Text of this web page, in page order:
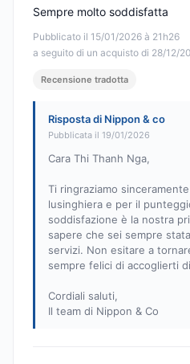
Pubblicato il 15/01/2026 à 21h26
a seguito di un acquisto di 28/12/
Sempre molto soddisfatta
Recensione tradotta
Risposta di Nippon & co
Pubblicata il 19/01/2026
Cara Thi Thanh Nga,
Ti ringraziamo
lusinghiera e per il
soddisfazione è la nostra
sapere che sei sempre
servizi. Non esitare a
sempre felici di accoglierti
Cordiali saluti,
Il team di Nippon & Co